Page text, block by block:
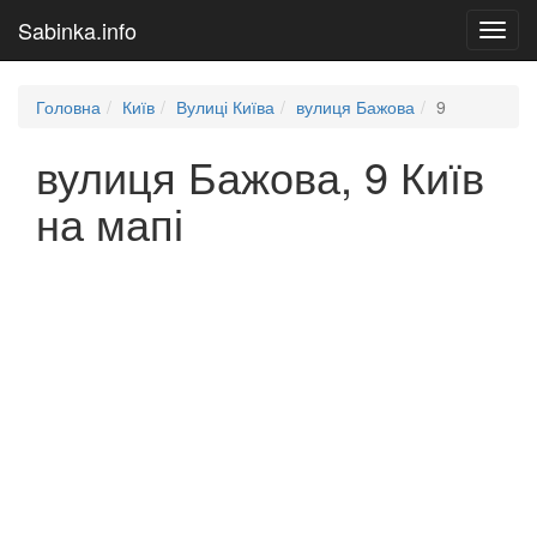
Sabinka.info
Головна Київ Вулиці Київа вулиця Бажова 9
вулиця Бажова, 9 Київ
на мапі